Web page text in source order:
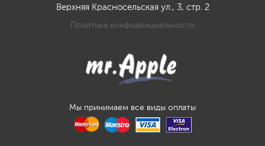
Мы принимаем все виды оплаты
Верхняя Красносельская ул., 3, стр. 2
Политика конфиденциальности